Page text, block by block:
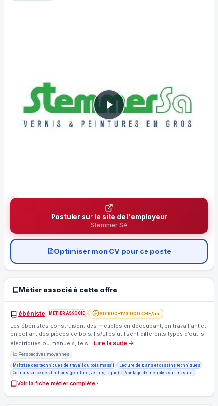
Postuler sur le site de l'employeur
Stemmer SA
Optimiser mon CV pour ce poste
Métier associé à cette offre
ébéniste MÉTIER ASSOCIÉ 60'000–120'000 CHF/an
Les ébénistes construisent des meubles en découpant, en travaillant et
en collant des pièces de bois. Ils/Elles utilisent différents types d’outils
électriques ou manuels, tels… Lire la suite →
📈 Perspectives moyennes
Maîtrise des techniques de travail du bois massif
Lecture de plans et dessins techniques
Connaissance des finitions (peinture, vernis, laque)
Montage de meubles sur mesure
Voir la fiche métier complète